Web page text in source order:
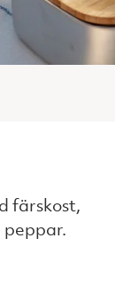
färskost,
peppar.